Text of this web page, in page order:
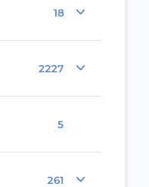
18
2227
5
261